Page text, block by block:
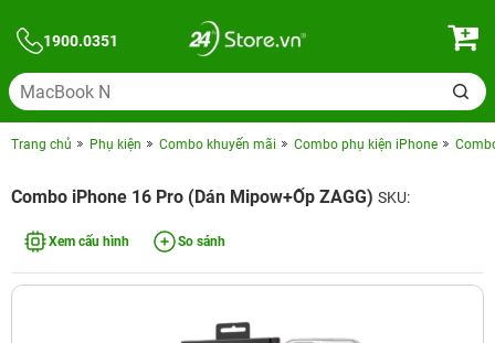
1900.0351
Trang chủ Phụ kiện Combo khuyến mãi Combo phụ kiện iPhone
Combo iPhone 16 Pro (Dán Mipow+Ốp ZAGG) SKU:
Xem cấu hình So sánh